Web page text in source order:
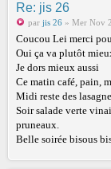
Re: jis 26
par jis 26 » Mer Nov
Coucou Lei merci
Oui ça va plutôt
Je dors mieux aussi
Ce matin café, pain,
Midi reste des
Soir salade verte
pruneaux.
Belle soirée bisous